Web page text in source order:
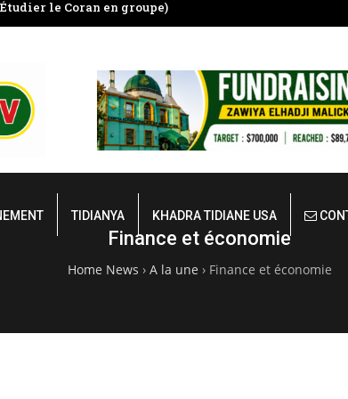
le Coran en groupe)
TIDIANYA KHADRA TIDIANE USA
Finance et économie
Home News › A la une › Finance et économie